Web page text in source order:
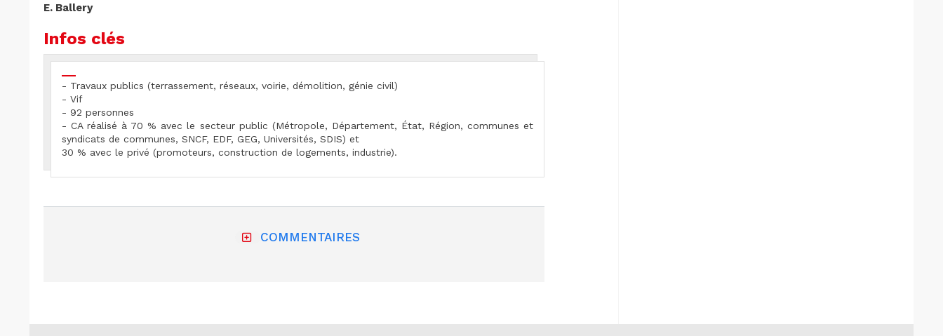
E. Ballery
Infos clés
- Travaux publics (terrassement, réseaux, voirie, démolition, génie civil)
- Vif
- 92 personnes
- CA réalisé à 70 % avec le secteur public (Métropole, Département, État, Région, communes et
syndicats de communes, SNCF, EDF, GEG, Universités, SDIS) et
30 % avec le privé (promoteurs, construction de logements, industrie).
COMMENTAIRES